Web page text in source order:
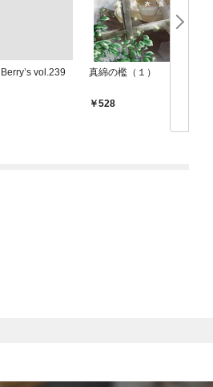
vol.239 真綿の檻（１）
528